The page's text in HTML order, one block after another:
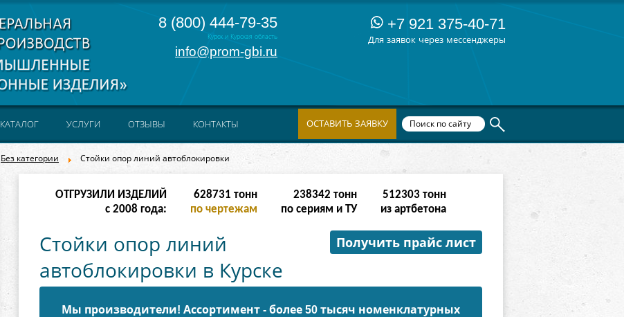
8 (800) 444-79-35
Курск и Курская область
info@prom-gbi.ru
+7 921 375-40-71
Для заявок через мессенджеры
Без категории Стойки опор линий автоблокировки
КАТАЛОГ УСЛУГИ ОТЗЫВЫ КОНТАКТЫ ОСТАВИТЬ ЗАЯВКУ
ОТГРУЗИЛИ ИЗДЕЛИЙ
с 2008 года:
628731 тонн
по чертежам
238342 тонн
по сериям и ТУ
512303тонн
из артбетона
Получить прайс лист
Стойки опор линий
автоблокировки в Курске
Мы производители! Ассортимент - более 50 тысяч номенклатурных